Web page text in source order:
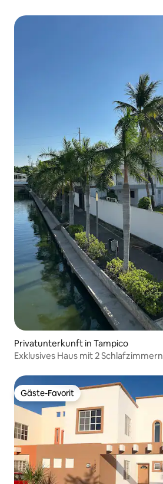
Privatunterkunft in Tampico
Exklusives Haus mit 2 Schlafzimmern
Gäste-Favorit
Gäste-Favorit